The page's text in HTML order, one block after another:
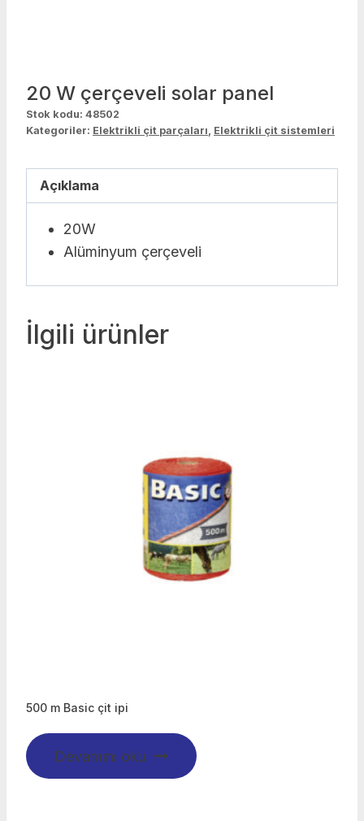
20 W çerçeveli solar panel
Stok kodu: 48502
Kategoriler: Elektrikli çit parçaları, Elektrikli çit sistemleri
Açıklama
20W
Alüminyum çerçeveli
İlgili ürünler
500 m Basic çit ipi
Devamını oku